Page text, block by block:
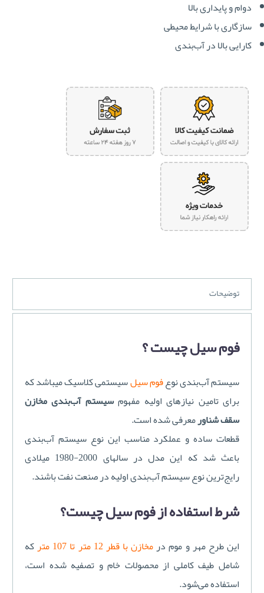
دوام و پایداری بالا
سازگاری با شرایط محیطی
کارایی بالا در آب‌بندی
توضیحات
فوم سیل چیست ؟
سیستم آب‌بندی نوعفوم سیلسیستمی کلاسیک می­باشد که
برای تامین نیازهای اولیه مفهومسیستم آب‌بندی مخازن
سقف شناورمعرفی شده است.
قطعات ساده و عملکرد مناسب این نوع سیستم آب‌بندی
باعث شد که این مدل در سالهای 2000-1980 میلادی
رایج‌ترین نوع سیستم آب‌بندی اولیه در صنعت نفت باشند.
شرط استفاده از فوم سیل چیست؟
این طرح مهر و موم درمخازن با قطر 12 متر تا 107 متر
که
شامل طیف کاملی از محصولات خام و تصفیه شده است،
استفاده می‌شود.